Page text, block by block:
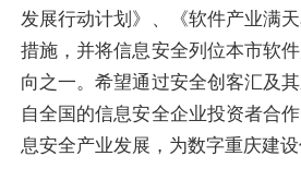
发展行动计划》、《软件产业满
措施，并将信息安全列位本市软
向之一。希望通过安全创客汇及
自全国的信息安全企业投资者合
息安全产业发展，为数字重庆建设